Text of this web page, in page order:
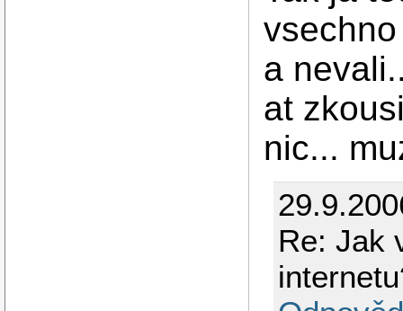
a
at
nic...
Re: Jak